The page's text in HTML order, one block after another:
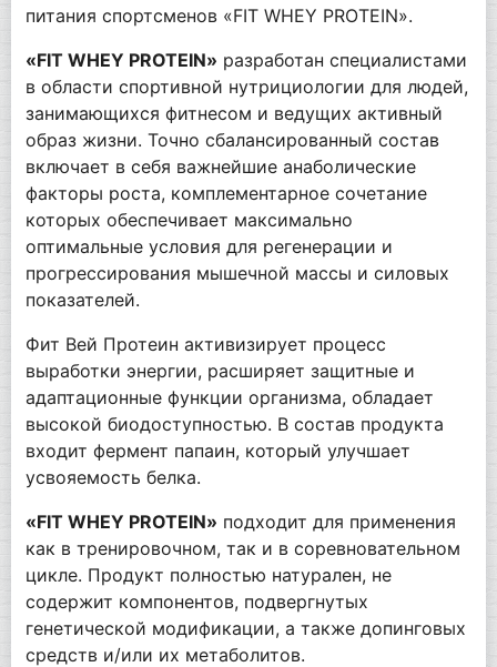
питания спортсменов «FIT WHEY PROTEIN».
«FIT WHEY PROTEIN» разработан специалистами
в области спортивной нутрициологии для людей,
занимающихся фитнесом и ведущих активный
образ жизни. Точно сбалансированный состав
включает в себя важнейшие анаболические
факторы роста, комплементарное сочетание
которых обеспечивает максимально
оптимальные условия для регенерации и
прогрессирования мышечной массы и силовых
показателей.
Фит Вей Протеин активизирует процесс
выработки энергии, расширяет защитные и
адаптационные функции организма, обладает
высокой биодоступностью. В состав продукта
входит фермент папаин, который улучшает
усвояемость белка.
«FIT WHEY PROTEIN» подходит для применения
как в тренировочном, так и в соревновательном
цикле. Продукт полностью натурален, не
содержит компонентов, подвергнутых
генетической модификации, а также допинговых
средств и/или их метаболитов.